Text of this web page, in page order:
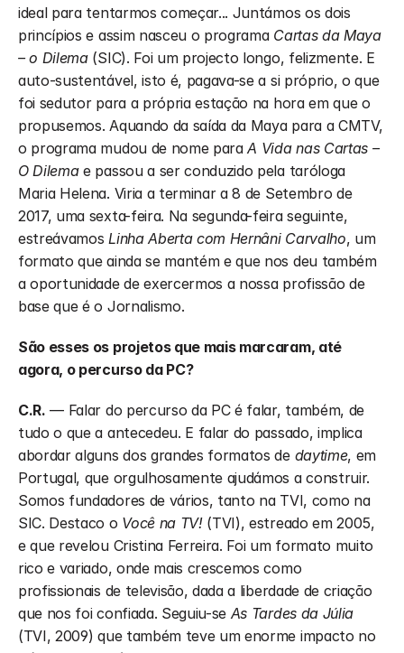
ideal para tentarmos começar... Juntámos os dois
princípios e assim nasceu o programa Cartas da Maya
– o Dilema (SIC). Foi um projecto longo, felizmente. E
auto-sustentável, isto é, pagava-se a si próprio, o que
foi sedutor para a própria estação na hora em que o
propusemos. Aquando da saída da Maya para a CMTV,
o programa mudou de nome para A Vida nas Cartas –
O Dilema e passou a ser conduzido pela taróloga
Maria Helena. Viria a terminar a 8 de Setembro de
2017, uma sexta-feira. Na segunda-feira seguinte,
estreávamos Linha Aberta com Hernâni Carvalho, um
formato que ainda se mantém e que nos deu também
a oportunidade de exercermos a nossa profissão de
base que é o Jornalismo.
São esses os projetos que mais marcaram, até
agora, o percurso da PC?
C.R. — Falar do percurso da PC é falar, também, de
tudo o que a antecedeu. E falar do passado, implica
abordar alguns dos grandes formatos de daytime, em
Portugal, que orgulhosamente ajudámos a construir.
Somos fundadores de vários, tanto na TVI, como na
SIC. Destaco o Você na TV! (TVI), estreado em 2005,
e que revelou Cristina Ferreira. Foi um formato muito
rico e variado, onde mais crescemos como
profissionais de televisão, dada a liberdade de criação
que nos foi confiada. Seguiu-se As Tardes da Júlia
(TVI, 2009) que também teve um enorme impacto no